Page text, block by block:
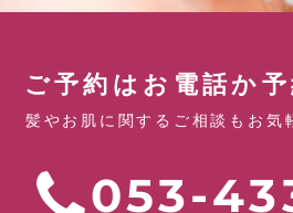
ご予約はお電話か
髪やお肌に関するご相談もお気
053-